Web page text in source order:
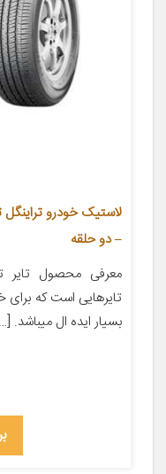
– دو حلقه
تایرهایی است که
بسیار ایده ال میباشد.